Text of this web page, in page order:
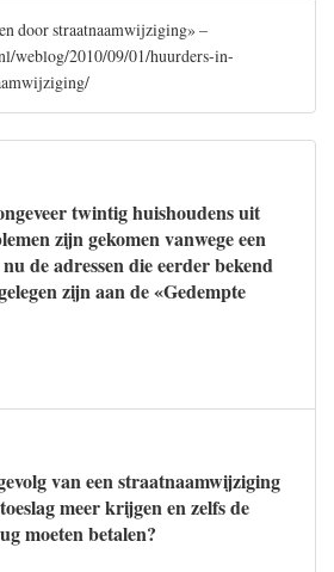
door straatnaamwijziging» –
weblog/2010/09/01/huurders-in-
twintig huishoudens uit
zijn gekomen vanwege een
de adressen die eerder bekend
zijn aan de «Gedempte
van een straatnaamwijziging
meer krijgen en zelfs de
moeten betalen?